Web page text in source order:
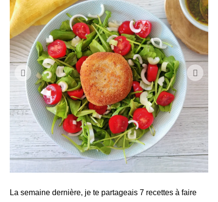
La semaine dernière, je te partageais 7 recettes à faire